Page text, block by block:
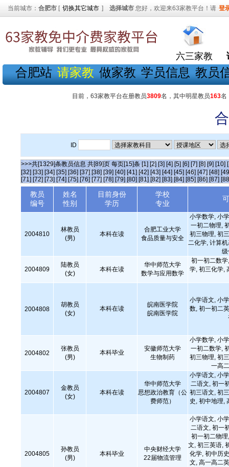
当前城市： 合肥市 [ 切换其它城市 ] 选择城市 您好，欢迎来63家教平台！请 登
六三家教
合肥站 请家教 做家教 学员信息 教员
目前，63家教平台在册教员3809名，其中明星教员163名
ID
>>>共[1329]条教员信息 共[89]页 每页[15]条 [1] [2] [3] [4] [5] [6] [7] [8] [9] [10]
[32] [33] [34] [35] [36] [37] [38] [39] [40] [41] [42] [43] [44] [45] [46] [47] [48]
[71] [72] [73] [74] [75] [76] [77] [78] [79] [80] [81] [82] [83] [84] [85] [86] [87]
教员
编号
姓名
性别
目前身份
学历
学校
专业
2004810
林教员
(男)
本科在读
合肥工业大学
食品质量与安全
小学数学, 小
一初二物理,
初三物理, 初
二化学, 计算
2004809
陆教员
(女)
本科在读
华中师范大学
数学与应用数学
初一初二数
学, 初三化学,
2004808
胡教员
(女)
本科在读
皖南医学院
皖南医学院
小学语文, 小
数, 初一初二
2004802
张教员
(男)
本科毕业
安徽师范大学
生物制药
小学数学, 小
一初二数学,
初三物理, 初
一高
2004807
金教员
(女)
本科在读
华中师范大学
思想政治教育（公
费师范）
小学语文, 小
二语文, 初一
初三语文, 初
史, 初中地理,
2004805
孙教员
(男)
本科毕业
中央财经大学
22届物流管理
小学语文, 小
二语文, 初一
初一初二物
文, 初三英语,
化学, 初中历
文, 高一高二